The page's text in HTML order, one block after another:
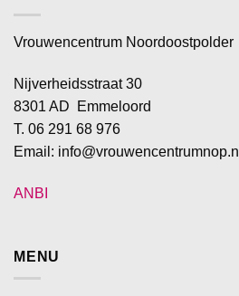
Vrouwencentrum Noordoostpolder
Nijverheidsstraat 30
8301 AD Emmeloord
T. 06 291 68 976
Email: info@vrouwencentrumnop.nl
ANBI
MENU